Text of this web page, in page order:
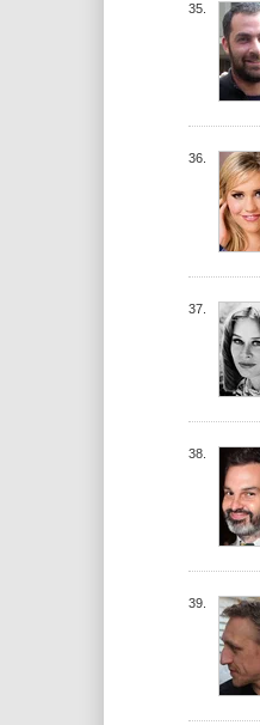
35.
36.
37.
38.
39.